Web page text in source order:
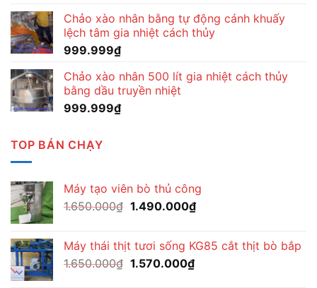
Chảo xào nhân bằng tự động cánh khuấy
lệch tâm gia nhiệt cách thủy
999.999₫
Chảo xào nhân 500 lít gia nhiệt cách thủy
bằng dầu truyền nhiệt
999.999₫
TOP BÁN CHẠY
Máy tạo viên bò thủ công
1.650.000₫ Giá
1.650.000₫.
1.490.000₫Giá
là:
Máy thái thịt tươi sống KG85 cắt thịt bò bắp
1.650.000₫ Giá
1.570.000₫Giá